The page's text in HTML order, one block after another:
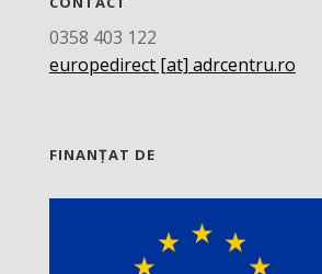
0358 403 122
europedirect [at] adrcentru.ro
FINANȚAT DE